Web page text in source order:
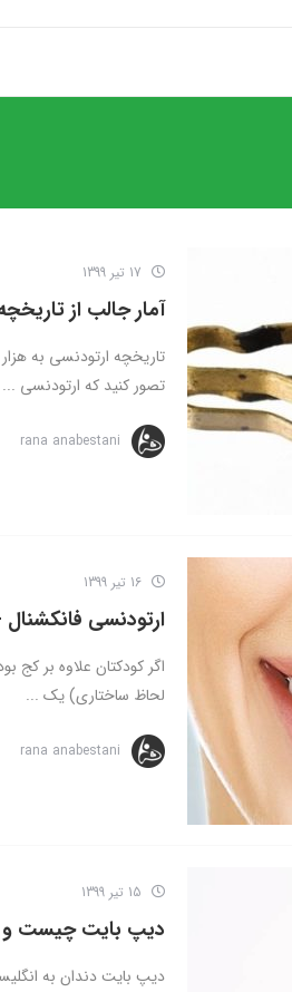
آمار جالب از
تاریخچه ارتودنسی به
تصور کنید که ارتودنسی ...
rana anabestani
ارتودنسی
اگر کودکتان علاوه بر کج
لحاظ ساختاری) یک ...
rana anabestani
دیپ بایت چیست